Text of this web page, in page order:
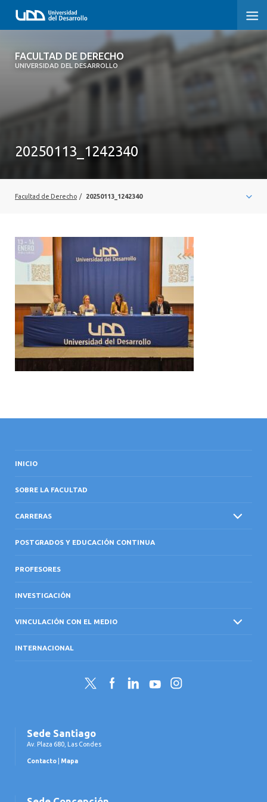
FACULTAD DE DERECHO
UNIVERSIDAD DEL DESARROLLO
FACULTAD DE DERECHO
SOBRE LA FACULTAD
VINCULACIÓN CON EL MEDIO
INTERNACIONAL
20250113_1242340
Facultad de Derecho / 20250113_1242340
INICIO
SOBRE LA FACULTAD
CARRERAS
POSTGRADOS Y EDUCACIÓN CONTINUA
PROFESORES
INVESTIGACIÓN
VINCULACIÓN CON EL MEDIO
INTERNACIONAL
Twitter FacebookLinkedInYouTubeInstagram
Sede Santiago
Av. Plaza 680, Las Condes
Contacto Mapa